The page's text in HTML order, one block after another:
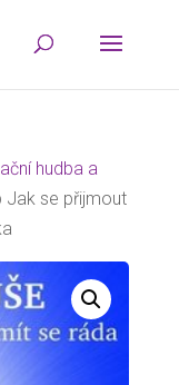
hudba a
Jak se přijmout